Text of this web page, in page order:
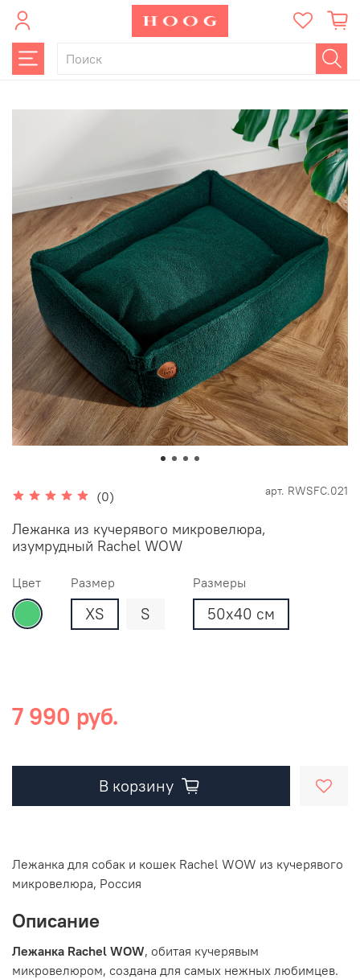
(0) арт. RWSFC.021
Лежанка из кучерявого микровелюра,
изумрудный Rachel WOW
Цвет Размер
XS S
Размеры
50х40 см
7 990 руб.
В корзину
Лежанка для собак и кошек Rachel WOW из кучерявого
микровелюра, Россия
Описание
Лежанка Rachel WOW, обитая кучерявым
микровелюром, создана для самых нежных любимцев.